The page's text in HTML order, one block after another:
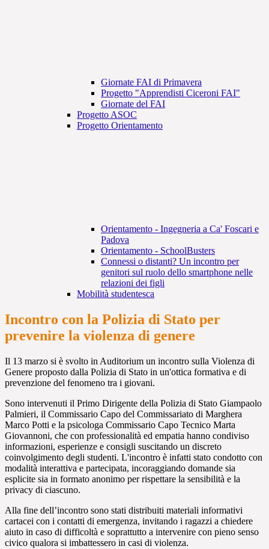
Giornate FAI di Primavera
Progetto "Apprendisti Ciceroni FAI"
Giornate del FAI
Progetto ASOC
Progetto Orientamento
Orientamento - Ingegneria a Ca' Foscari e
Padova
Orientamento - SchoolBusters
Connessi o distanti? Un incontro per
genitori sul ruolo dello smartphone nelle
relazioni dei figli
Mobilità studentesca
Incontro con la Polizia di Stato per
prevenire la violenza di genere
Il 13 marzo si è svolto in Auditorium un incontro sulla Violenza di
Genere proposto dalla Polizia di Stato in un'ottica formativa e di
prevenzione del fenomeno tra i giovani.
Sono intervenuti il Primo Dirigente della Polizia di Stato Giampaolo
Palmieri, il Commissario Capo del Commissariato di Marghera
Marco Potti e la psicologa Commissario Capo Tecnico Marta
Giovannoni, che con professionalità ed empatia hanno condiviso
informazioni, esperienze e consigli suscitando un discreto
coinvolgimento degli studenti. L'incontro è infatti stato condotto con
modalità interattiva e partecipata, incoraggiando domande sia
esplicite sia in formato anonimo per rispettare la sensibilità e la
privacy di ciascuno.
Alla fine dell’incontro sono stati distribuiti materiali informativi
cartacei con i contatti di emergenza, invitando i ragazzi a chiedere
aiuto in caso di difficoltà e soprattutto a intervenire con pieno senso
civico qualora si imbattessero in casi di violenza.